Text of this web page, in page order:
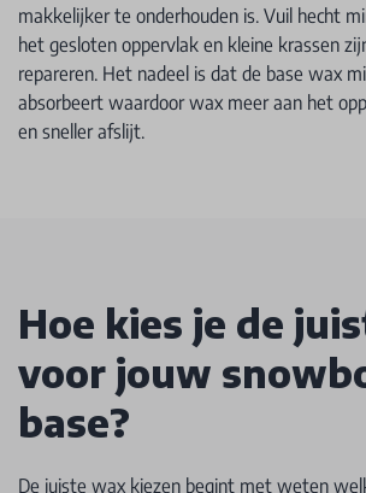
makkelijker te onderhouden is. Vuil hecht
het gesloten oppervlak en kleine krassen
repareren. Het nadeel is dat de base wax
absorbeert waardoor wax meer aan het
en sneller afslijt.
Hoe kies je de
voor jouw
base?
De juiste wax kiezen begint met weten